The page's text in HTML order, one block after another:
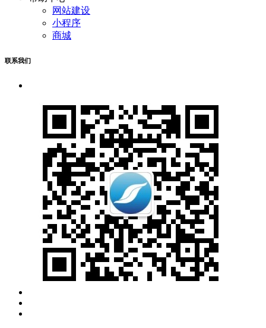
网站建设
小程序
商城
联系我们